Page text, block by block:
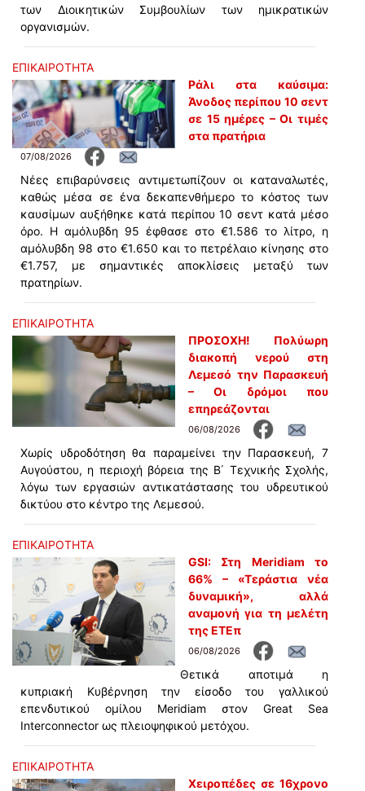
των Διοικητικών Συμβουλίων των ημικρατικών
οργανισμών.
ΕΠΙΚΑΙΡΟΤΗΤΑ
Ράλι στα καύσιμα:
Άνοδος περίπου 10 σεντ
σε 15 ημέρες – Οι τιμές
στα πρατήρια
07/08/2026
Νέες επιβαρύνσεις αντιμετωπίζουν οι καταναλωτές,
καθώς μέσα σε ένα δεκαπενθήμερο το κόστος των
καυσίμων αυξήθηκε κατά περίπου 10 σεντ κατά μέσο
όρο. Η αμόλυβδη 95 έφθασε στο €1.586 το λίτρο, η
αμόλυβδη 98 στο €1.650 και το πετρέλαιο κίνησης στο
€1.757, με σημαντικές αποκλίσεις μεταξύ των
πρατηρίων.
ΕΠΙΚΑΙΡΟΤΗΤΑ
ΠΡΟΣΟΧΗ! Πολύωρη
διακοπή νερού στη
Λεμεσό την Παρασκευή
– Οι δρόμοι που
επηρεάζονται
06/08/2026
Χωρίς υδροδότηση θα παραμείνει την Παρασκευή, 7
Αυγούστου, η περιοχή βόρεια της Β΄ Τεχνικής Σχολής,
λόγω των εργασιών αντικατάστασης του υδρευτικού
δικτύου στο κέντρο της Λεμεσού.
ΕΠΙΚΑΙΡΟΤΗΤΑ
GSI: Στη Meridiam το
66% – «Τεράστια νέα
δυναμική», αλλά
αναμονή για τη μελέτη
της ΕΤΕπ
06/08/2026
Θετικά αποτιμά η
κυπριακή Κυβέρνηση την είσοδο του γαλλικού
επενδυτικού ομίλου Meridiam στον Great Sea
Interconnector ως πλειοψηφικού μετόχου.
ΕΠΙΚΑΙΡΟΤΗΤΑ
Χειροπέδες σε 16χρονο